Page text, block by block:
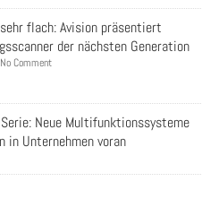
flach: Avision präsentiert
der nächsten Generation
Comment
Neue Multifunktionssysteme
Unternehmen voran